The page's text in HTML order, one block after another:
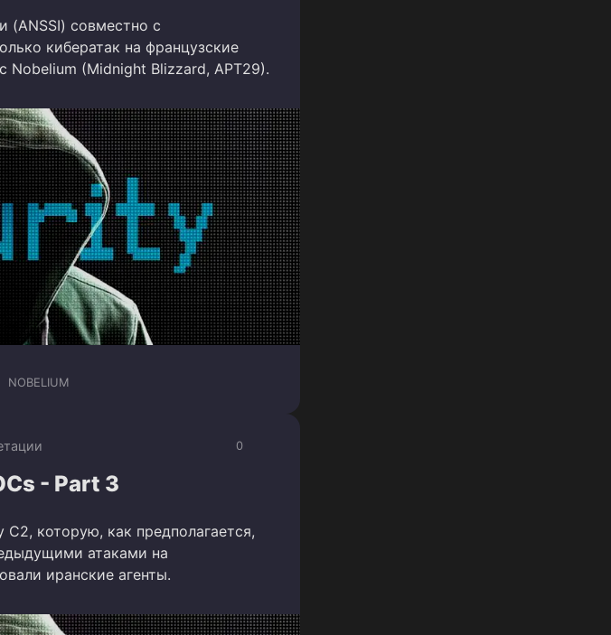
(ANSSI) совместно с
кибератак на французские
Nobelium (Midnight Blizzard, APT29).
NOBELIUM
0
- Part 3
которую, как предполагается,
атаками на
иранские агенты.